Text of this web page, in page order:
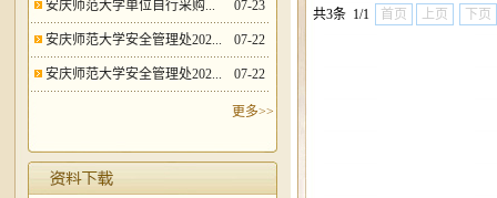
安庆师范大学单位自行采购... 07-23
安庆师范大学安全管理处202... 07-22
安庆师范大学安全管理处202... 07-22
更多>>
共3条 1/1
首页 上页 下页